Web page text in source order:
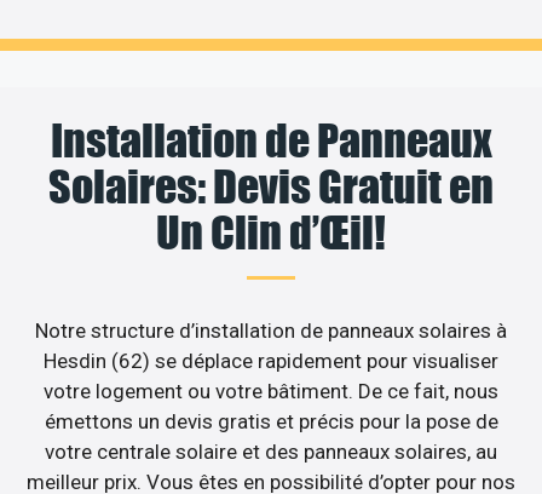
Installation de Panneaux
Solaires: Devis Gratuit en
Un Clin d’Œil!
Notre structure d’installation de panneaux solaires à
Hesdin (62) se déplace rapidement pour visualiser
votre logement ou votre bâtiment. De ce fait, nous
émettons un devis gratis et précis pour la pose de
votre centrale solaire et des panneaux solaires, au
meilleur prix. Vous êtes en possibilité d’opter pour nos